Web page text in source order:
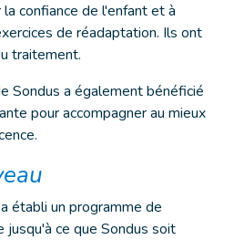
confiance de l'enfant et à
de réadaptation. Ils ont
traitement.
Sondus a également bénéficié
pour accompagner au mieux
établi un programme de
ce que Sondus soit